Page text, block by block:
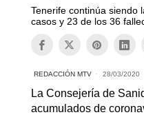
Tenerife continúa siendo
casos y 23 de los 36
REDACCIÓN MTV 28/03/2020
La Consejería de
acumulados de